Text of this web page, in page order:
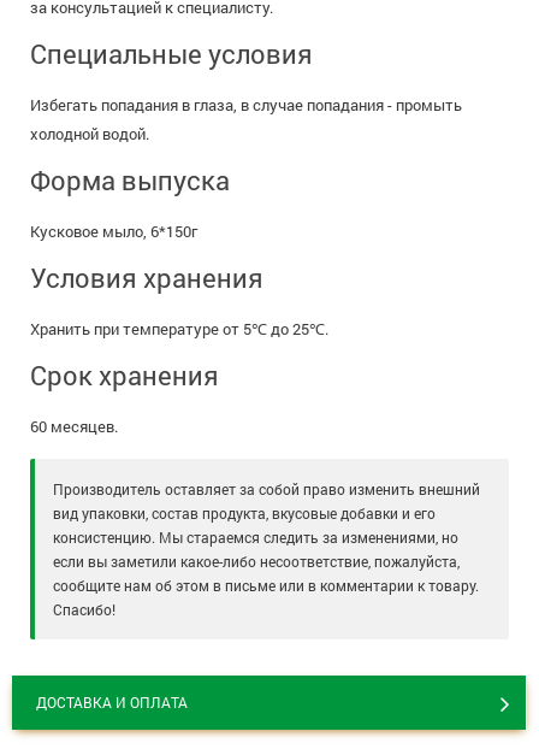
за консультацией к специалисту.
Специальные условия
Избегать попадания в глаза, в случае попадания - промыть
холодной водой.
Форма выпуска
Кусковое мыло, 6*150г
Условия хранения
Хранить при температуре от 5℃ до 25℃.
Срок хранения
60 месяцев.
Производитель оставляет за собой право изменить внешний
вид упаковки, состав продукта, вкусовые добавки и его
консистенцию. Мы стараемся следить за изменениями, но
если вы заметили какое-либо несоответствие, пожалуйста,
сообщите нам об этом в письме или в комментарии к товару.
Спасибо!
ДОСТАВКА И ОПЛАТА